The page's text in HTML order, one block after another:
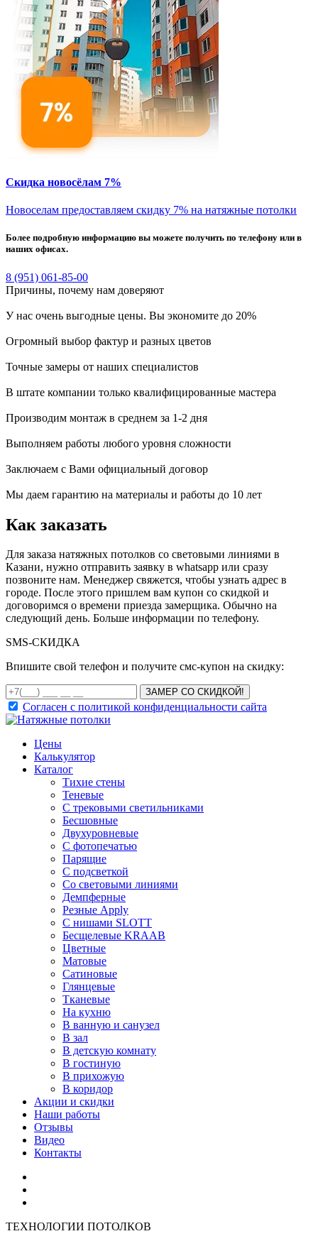
Скидка новосёлам 7%
Новоселам предоставляем скидку 7% на натяжные потолки
Более подробную информацию вы можете получить по телефону или в
наших офисах.
8 (951) 061-85-00
Причины, почему нам доверяют
У нас очень выгодные цены. Вы экономите до 20%
Огромный выбор фактур и разных цветов
Точные замеры от наших специалистов
В штате компании только квалифицированные мастера
Производим монтаж в среднем за 1-2 дня
Выполняем работы любого уровня сложности
Заключаем с Вами официальный договор
Мы даем гарантию на материалы и работы до 10 лет
Как заказать
Для заказа натяжных потолков со световыми линиями в
Казани, нужно отправить заявку в whatsapp или сразу
позвоните нам. Менеджер свяжется, чтобы узнать адрес в
городе. После этого пришлем вам купон со скидкой и
договоримся о времени приезда замерщика. Обычно на
следующий день. Больше информации по телефону.
SMS-СКИДКА
Впишите свой телефон и получите смс-купон на скидку:
ЗАМЕР СО СКИДКОЙ!
Согласен с политикой конфиденциальности сайта
Цены
Калькулятор
Каталог
Тихие стены
Теневые
С трековыми светильниками
Бесшовные
Двухуровневые
С фотопечатью
Парящие
С подсветкой
Со световыми линиями
Демпферные
Резные Apply
С нишами SLOTT
Бесщелевые KRAAB
Цветные
Матовые
Сатиновые
Глянцевые
Тканевые
На кухню
В ванную и санузел
В зал
В детскую комнату
В гостиную
В прихожую
В коридор
Акции и скидки
Наши работы
Отзывы
Видео
Контакты
ТЕХНОЛОГИИ ПОТОЛКОВ